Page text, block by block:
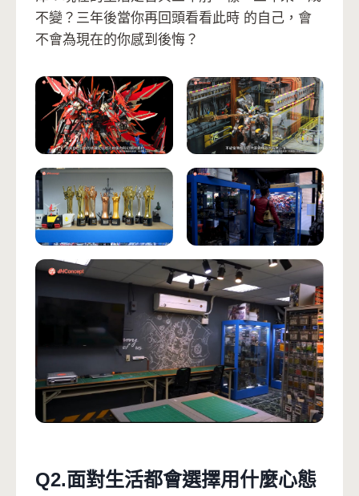
不變？三年後當你再回頭看看此時 的自己，會
不會為現在的你感到後悔？
Q2.⾯對⽣活都會選擇⽤什麼⼼態